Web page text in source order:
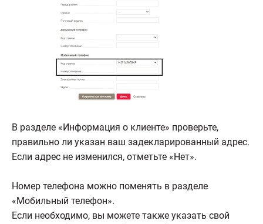
В разделе «Информация о клиенте» проверьте,
правильно ли указан ваш задекларированный адрес.
Если адрес не изменился, отметьте «Нет».
Номер телефона можно поменять в разделе
«Мобильный телефон».
Если необходимо, вы можете также указать свой